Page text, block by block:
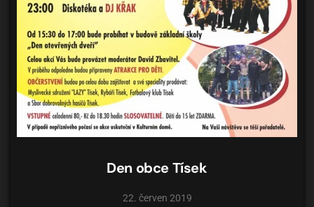
Den obce Tísek
22. červen 2019